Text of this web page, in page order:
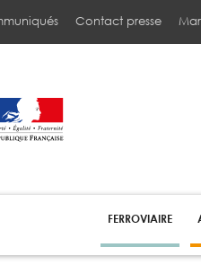
Contact presse
FERROVIAIRE